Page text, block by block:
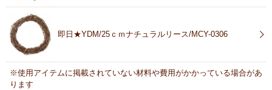
即日★YDM/25ｃｍナチュラルリース/MCY-0306
※使用アイテムに掲載されていない材料や費用がかかっている場合があ
ります